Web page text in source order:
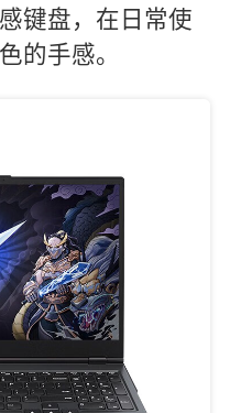
键盘，在日常使
的手感。